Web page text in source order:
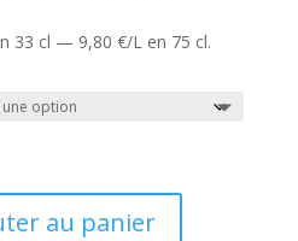
33 cl — 9,80 €/L en 75 cl.
au panier